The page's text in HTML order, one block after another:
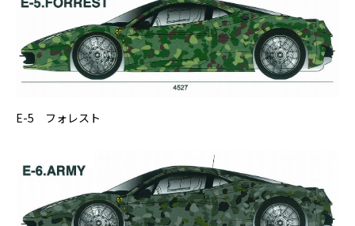
E-5 フォレスト